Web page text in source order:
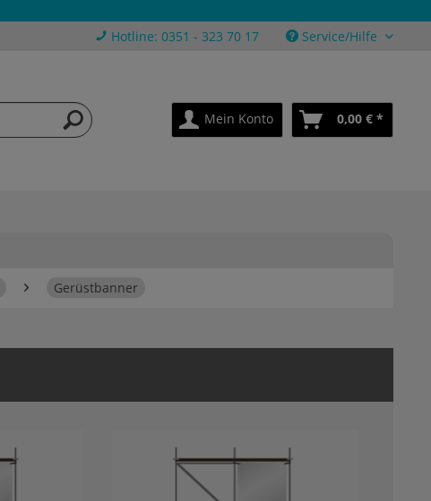
Hotline: 0351 - 323 70 17 Service/Hilfe
Mein Konto 0,00 € *
Gerüstbanner